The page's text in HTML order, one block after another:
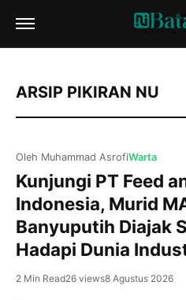
ARSIP PIKIRAN NU
Oleh Muhammad AsrofiWarta
Kunjungi PT Feed
Indonesia, Murid
Banyuputih Diajak
Hadapi Dunia
2 Min Read26 views8 Agustus 2026